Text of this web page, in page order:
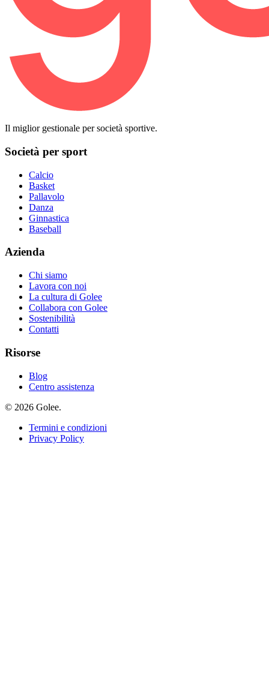
Il miglior gestionale per società sportive.
Società per sport
Calcio
Basket
Pallavolo
Danza
Ginnastica
Baseball
Azienda
Chi siamo
Lavora con noi
La cultura di Golee
Collabora con Golee
Sostenibilità
Contatti
Risorse
Blog
Centro assistenza
© 2026 Golee.
Termini e condizioni
Privacy Policy